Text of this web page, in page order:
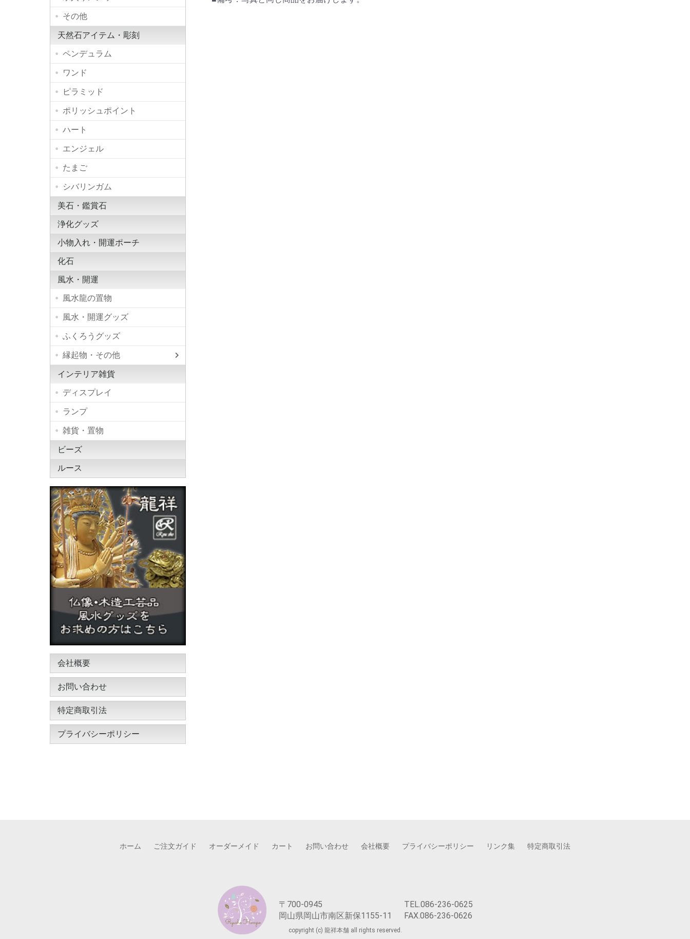
その他
天然石アイテム・彫刻
ペンデュラム
ワンド
ピラミッド
ポリッシュポイント
ハート
エンジェル
たまご
シバリンガム
美石・鑑賞石
浄化グッズ
小物入れ・開運ポーチ
化石
風水・開運
風水龍の置物
風水・開運グッズ
ふくろうグッズ
縁起物・その他
インテリア雑貨
ディスプレイ
ランプ
雑貨・置物
ビーズ
ルース
会社概要
お問い合わせ
特定商取引法
プライバシーポリシー
ホーム ご注文ガイド オーダーメイド カート お問い合わせ 会社概要 プライバシーポリシー リンク集 特定商取引法
〒700-0945
岡山県岡山市南区新保1155-11
TEL.086-236-0625
FAX.086-236-0626
copyright (c) 龍祥本舗 all rights reserved.